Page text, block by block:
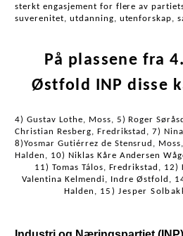
sterkt engasjement for flere av
suverenitet, utdanning, utenforskap,
På plassene fra
Østfold INP disse
4) Gustav Lothe, Moss, 5) Roger
Christian Resberg, Fredrikstad, 7)
8)Yosmar Gutiérrez de Stensrud,
Halden, 10) Niklas Kåre Andersen
11) Tomas Tálos, Fredrikstad, 12)
Valentina Kelmendi, Indre Østfold,
Halden, 15) Jesper